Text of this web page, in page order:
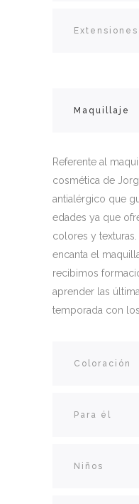
Extensiones
Maquillaje
Referente al
cosmética de
antialérgico que
edades ya que
colores y
encanta el
recibimos
aprender las
temporada con
Coloración
Para él
Niños